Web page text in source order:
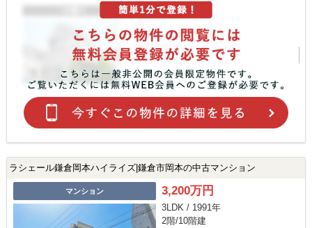
ラシェール鎌倉岡本ハイライズ|鎌倉市岡本の中古マンション
マンション 3,200万円
3LDK / 1991年
2階/10階建